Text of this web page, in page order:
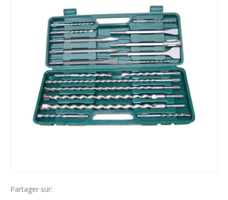
Partager sur: